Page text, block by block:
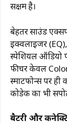
सक्षम है।
बेहतर साउंड
इक्वलाइजर
स्पेशियल ऑडियो
फीचर केवल
स्मार्टफोन्स पर
कोडेक का भी
बैटरी और